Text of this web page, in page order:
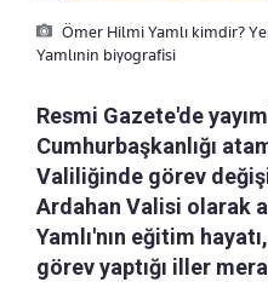
Ömer Hilmi Yamlı kimdir?
Yamlınin biyografisi
Resmi Gazete'de
Cumhurbaşkanlığı
Valiliğinde görev
Ardahan Valisi olarak
Yamlı'nın eğitim
görev yaptığı iller